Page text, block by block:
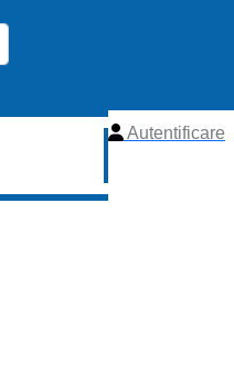
Autentificare